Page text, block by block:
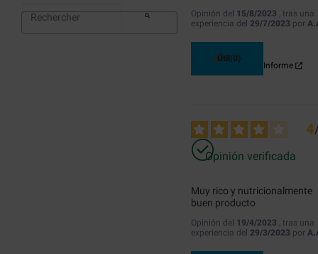
Opinión del 15/8/2023 , tras una
experiencia del 29/7/2023 por
Útil(0)
Informe
4
Opinión verificada
Muy rico y nutricionalmente
buen producto
Opinión del 19/4/2023 , tras una
experiencia del 29/3/2023 por